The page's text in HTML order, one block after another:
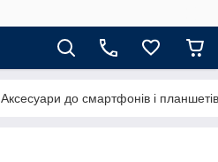
Аксесуари до смартфонів і планшетів